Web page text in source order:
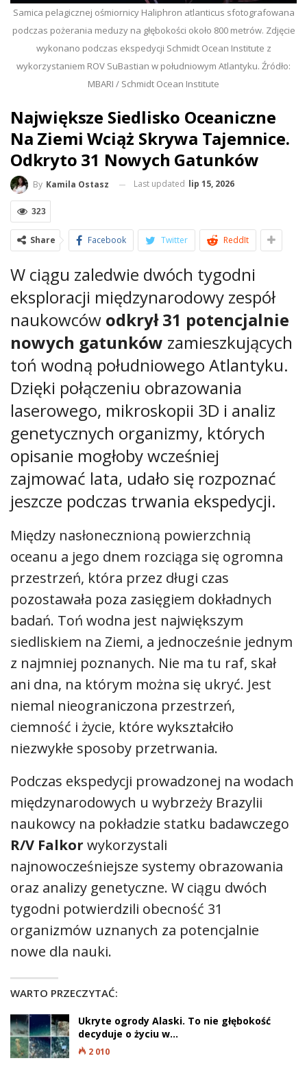
Samica pelagicznej ośmiornicy Haliphron atlanticus sfotografowana
podczas pożerania meduzy na głębokości około 800 metrów. Zdjęcie
wykonano podczas ekspedycji Schmidt Ocean Institute z
wykorzystaniem ROV SuBastian w południowym Atlantyku. Źródło:
MBARI / Schmidt Ocean Institute
Największe Siedlisko Oceaniczne
Na Ziemi Wciąż Skrywa Tajemnice.
Odkryto 31 Nowych Gatunków
By Kamila Ostasz Last updated lip 15, 2026
323
Share Facebook Twitter ReddIt
W ciągu zaledwie dwóch tygodni
eksploracji międzynarodowy zespół
naukowców odkrył 31 potencjalnie
nowych gatunków zamieszkujących
toń wodną południowego Atlantyku.
Dzięki połączeniu obrazowania
laserowego, mikroskopii 3D i analiz
genetycznych organizmy, których
opisanie mogłoby wcześniej
zajmować lata, udało się rozpoznać
jeszcze podczas trwania ekspedycji.
Między nasłonecznioną powierzchnią
oceanu a jego dnem rozciąga się ogromna
przestrzeń, która przez długi czas
pozostawała poza zasięgiem dokładnych
badań. Toń wodna jest największym
siedliskiem na Ziemi, a jednocześnie jednym
z najmniej poznanych. Nie ma tu raf, skał
ani dna, na którym można się ukryć. Jest
niemal nieograniczona przestrzeń,
ciemność i życie, które wykształciło
niezwykłe sposoby przetrwania.
Podczas ekspedycji prowadzonej na wodach
międzynarodowych u wybrzeży Brazylii
naukowcy na pokładzie statku badawczego
R/V Falkor wykorzystali
najnowocześniejsze systemy obrazowania
oraz analizy genetyczne. W ciągu dwóch
tygodni potwierdzili obecność 31
organizmów uznanych za potencjalnie
nowe dla nauki.
WARTO PRZECZYTAĆ:
Ukryte ogrody Alaski. To nie głębokość
decyduje o życiu w…
2 010